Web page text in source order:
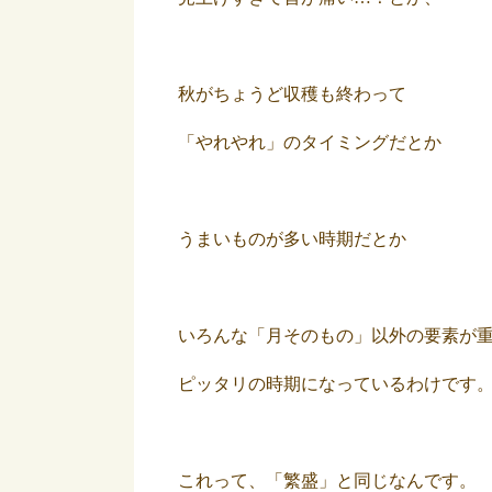
秋がちょうど収穫も終わって
「やれやれ」のタイミングだとか
うまいものが多い時期だとか
いろんな「月そのもの」以外の要素が
ピッタリの時期になっているわけです。
これって、「繁盛」と同じなんです。